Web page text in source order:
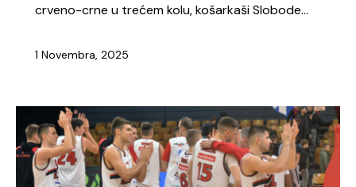
crveno-crne u trećem kolu, košarkaši Slobode…
1 Novembra, 2025